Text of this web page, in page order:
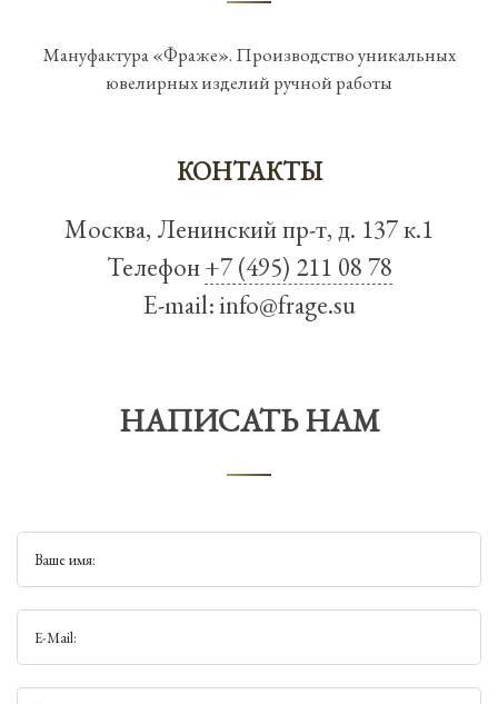
Мануфактура «Фраже». Производство уникальных
ювелирных изделий ручной работы
КОНТАКТЫ
Москва, Ленинский пр-т, д. 137 к.1
Телефон+7 (495) 211 08 78
E-mail:info@frage.su
НАПИСАТЬ НАМ
Ваше имя:
E-Mail: